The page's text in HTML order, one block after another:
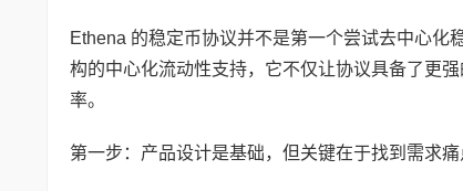
Ethena 的稳定币协议并不是第一个尝试去中心
构的中心化流动性支持，它不仅让协议具备了更
率。
第一步：产品设计是基础，但关键在于找到需求痛